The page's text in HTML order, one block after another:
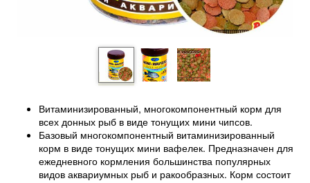
Витаминизированный, многокомпонентный корм для
всех донных рыб в виде тонущих мини чипсов.
Базовый многокомпонентный витаминизированный
корм в виде тонущих мини вафелек. Предназначен для
ежедневного кормления большинства популярных
видов аквариумных рыб и ракообразных. Корм состоит